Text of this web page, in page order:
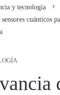
y tecnología
cuánticos